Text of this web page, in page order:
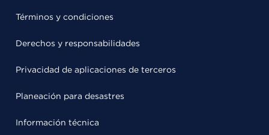
Términos y condiciones
Derechos y responsabilidades
Privacidad de aplicaciones de terceros
Planeación para desastres
Información técnica